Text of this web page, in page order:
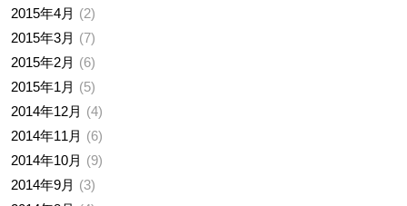
2015年4月
2
2015年3月
7
2015年2月
6
2015年1月
5
2014年12月
4
2014年11月
6
2014年10月
9
2014年9月
3